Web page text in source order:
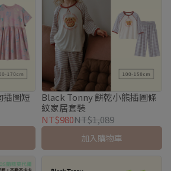
插圖短
Black Tonny 餅乾小熊插圖條
紋家居套裝
NT$980NT$1,089
加入購物車